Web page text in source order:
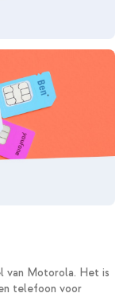
van Motorola. Het is
telefoon voor